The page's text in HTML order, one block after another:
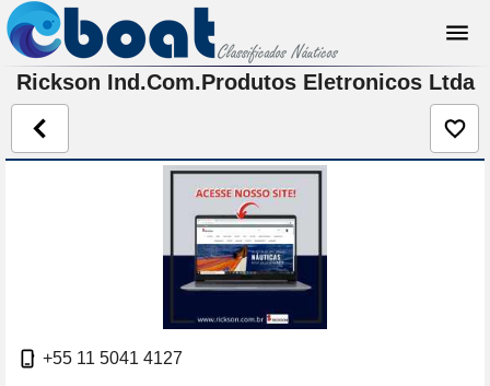
Rickson Ind.Com.Produtos Eletronicos Ltda
+55 11 5041 4127